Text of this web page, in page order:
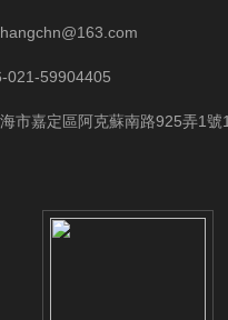
021-59904405
市嘉定區阿克蘇南路925弄1號